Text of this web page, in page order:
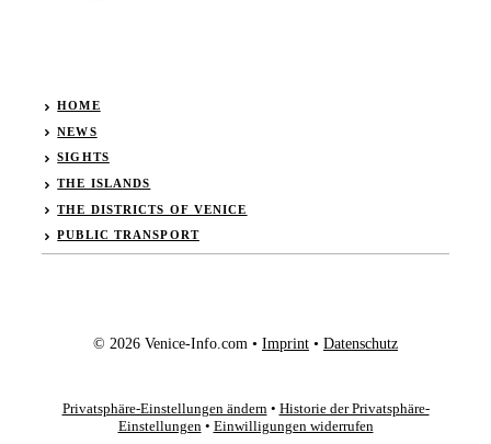
HOME
NEWS
SIGHTS
THE ISLANDS
THE DISTRICTS OF VENICE
PUBLIC TRANSPORT
© 2026 Venice-Info.com • Imprint • Datenschutz
Privatsphäre-Einstellungen ändern • Historie der Privatsphäre-
Einstellungen • Einwilligungen widerrufen